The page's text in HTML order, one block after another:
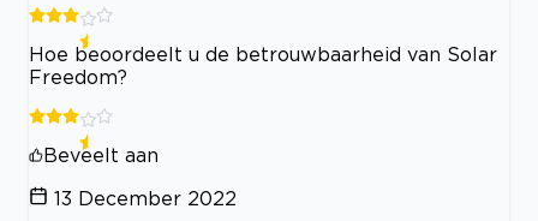
Hoe beoordeelt u de betrouwbaarheid van Solar
Freedom?
Beveelt aan
13 December 2022